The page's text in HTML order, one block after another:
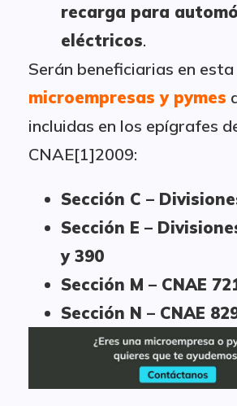
recarga para
eléctricos.
Serán beneficiarias en
microempresas y pymes
incluidas en los epígrafes
CNAE[1]2009:
Sección C –
Sección E –
y 390
Sección M – CNAE
Sección N – CNAE